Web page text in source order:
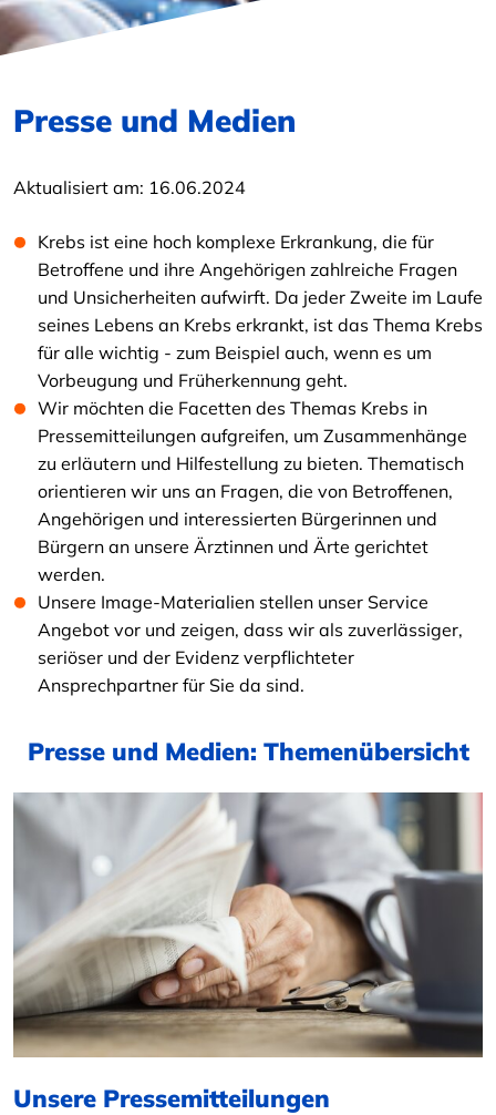
Presse und Medien
Aktualisiert am: 16.06.2024
Krebs ist eine hoch komplexe Erkrankung, die für
Betroffene und ihre Angehörigen zahlreiche Fragen
und Unsicherheiten aufwirft. Da jeder Zweite im Laufe
seines Lebens an Krebs erkrankt, ist das Thema Krebs
für alle wichtig - zum Beispiel auch, wenn es um
Vorbeugung und Früherkennung geht.
Wir möchten die Facetten des Themas Krebs in
Pressemitteilungen aufgreifen, um Zusammenhänge
zu erläutern und Hilfestellung zu bieten. Thematisch
orientieren wir uns an Fragen, die von Betroffenen,
Angehörigen und interessierten Bürgerinnen und
Bürgern an unsere Ärztinnen und Ärte gerichtet
werden.
Unsere Image-Materialien stellen unser Service
Angebot vor und zeigen, dass wir als zuverlässiger,
seriöser und der Evidenz verpflichteter
Ansprechpartner für Sie da sind.
Presse und Medien: Themenübersicht
Unsere Pressemitteilungen